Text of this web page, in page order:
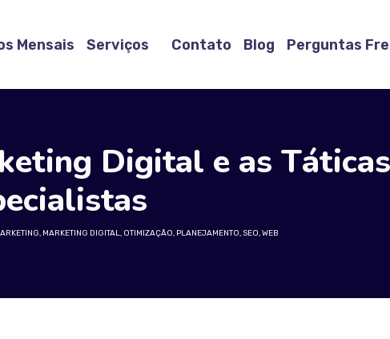
Mensais Serviços Contato Blog Perguntas
Digital e as
, MARKETING DIGITAL, OTIMIZAÇÃO, PLANEJAMENTO, SEO,WEB